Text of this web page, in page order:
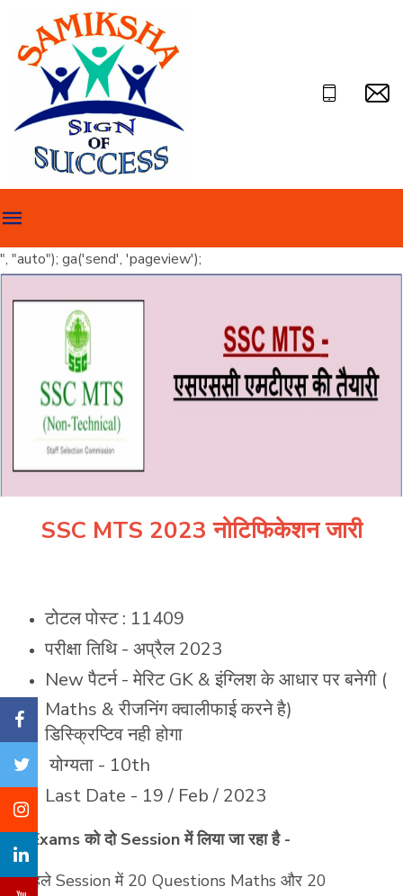
", "auto"); ga('send', 'pageview');
SSC MTS 2023 नोटिफिकेशन जारी
टोटल पोस्ट : 11409
परीक्षा तिथि - अप्रैल 2023
New पैटर्न - मेरिट GK & इंग्लिश के आधार पर बनेगी (
Maths & रीजनिंग क्वालीफाई करने है)
डिस्क्रिप्टिव नही होगा
योग्यता - 10th
Last Date - 19 / Feb / 2023
Exams को दो Session में लिया जा रहा है -
♦️. पहले Session में 20 Questions Maths और 20